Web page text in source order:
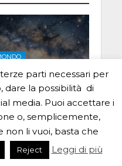
portata
parti necessari per
dare la possibilità di
media. Puoi accettare i
o, semplicemente,
non li vuoi, basta che
Reject Leggi di più